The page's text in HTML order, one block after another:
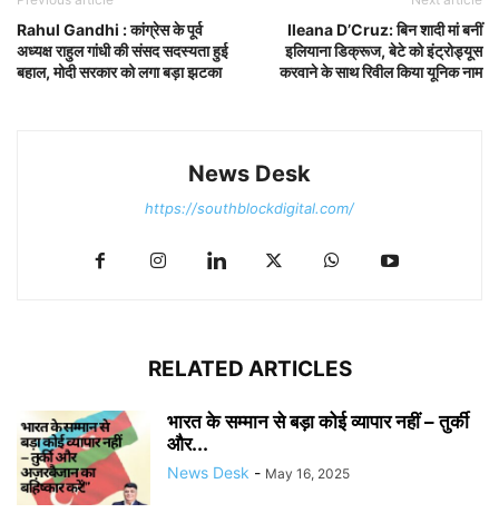
Rahul Gandhi : कांग्रेस के पूर्व
अध्यक्ष राहुल गांधी की संसद सदस्यता हुई
बहाल, मोदी सरकार को लगा बड़ा झटका
Ileana D’Cruz: बिन शादी मां बनीं
इलियाना डिक्रूज, बेटे को इंट्रोड्यूस
करवाने के साथ रिवील किया यूनिक नाम
News Desk
https://southblockdigital.com/
RELATED ARTICLES
भारत के सम्मान से बड़ा कोई व्यापार नहीं – तुर्की
और...
News Desk - May 16, 2025